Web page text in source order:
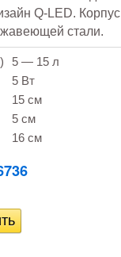
Q-LED. Корпус
стали.
5 — 15 л
5 Вт
15 см
5 см
16 см